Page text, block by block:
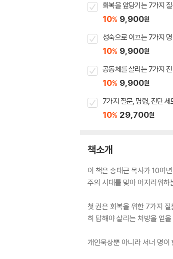
회복을 앞당기는 7가지
10% 9,900원
성숙으로 이끄는 7가지
10% 9,900원
공동체를 살리는 7가지
10% 9,900원
7가지 질문, 명령, 진단 세
10% 29,700원
책소개
이 책은 송태근 목사가 10여
주의 시대를 맞아 어지러워하
첫 권은 회복을 위한 7가지
히 답해야 살리는 처방을 얻
개인묵상뿐 아니라 서너 명